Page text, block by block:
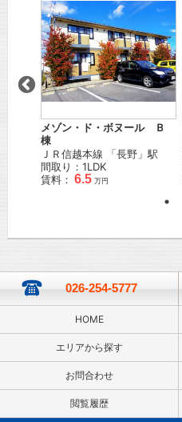
メゾン・ド・ボヌール Ｂ
棟
ＪＲ信越本線 「長野 」駅
間取り：1LDK
賃料： 6.5 万円
026-254-5777
HOME
エリアから探す
お問合わせ
閲覧履歴